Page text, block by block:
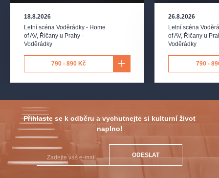
18.8.2026
Letní scéna Voděrádky - Home
of AV, Říčany u Prahy -
Voděrádky
790 - 890 Kč
26.8.2026
Letní scéna
of AV, Říčany u
Voděrádky
790 -
Přihlaste se k odběru a vychutnejte si kulturní život
naplno!
ODESLAT